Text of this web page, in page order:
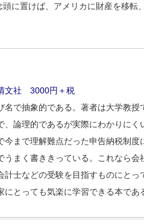
に置けば、アメリカに財産を移転
文社 3000円＋税
で抽象的である。著者は大学教
論理的であるが実際にわかりに
今まで理解難点だった申告納税制
まく書ききっている。これなら
計士などの受験を目指すものにと
とっても気楽に学習できる本であ